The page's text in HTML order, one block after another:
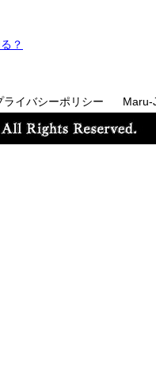
？
ライバシーポリシー Maru-